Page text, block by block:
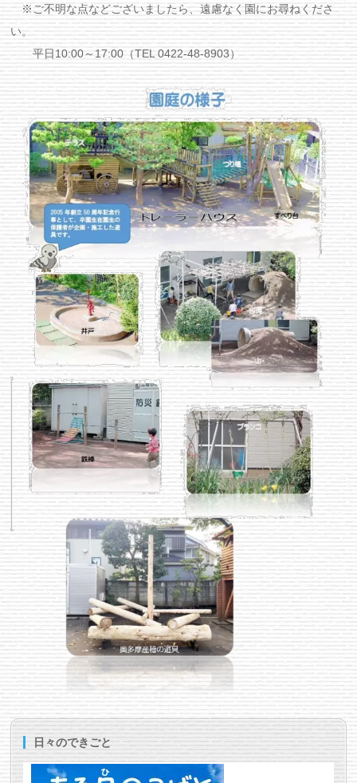
※ご不明な点などございましたら、遠慮なく園にお尋ねくださ
い。
平日10:00～17:00（TEL 0422-48-8903）
日々のできごと